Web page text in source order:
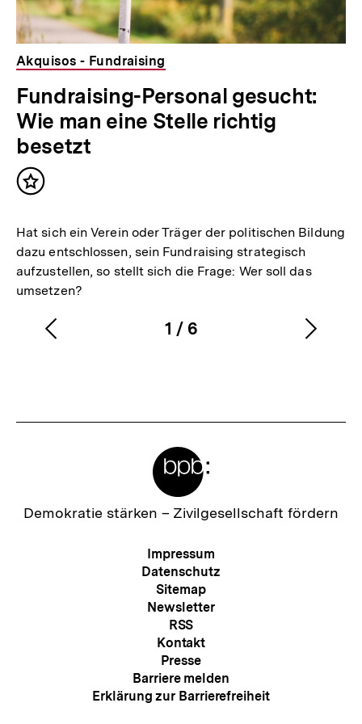
Akquisos - Fundraising
Fundraising-Personal gesucht:
Wie man eine Stelle richtig
besetzt
Inhalt
Hat sich ein Verein oder Träger der politischen Bildung
dazu entschlossen, sein Fundraising strategisch
aufzustellen, so stellt sich die Frage: Wer soll das
umsetzen?
Karussellinhalt
1
von
/ 6
Vorherigen
Zur
Demokratie stärken – Zivilgesellschaft fördern
Meta-
Navigation
Impressum
Datenschutz
Sitemap
Newsletter
RSS
Kontakt
Presse
Barriere melden
Erklärung zur Barrierefreiheit